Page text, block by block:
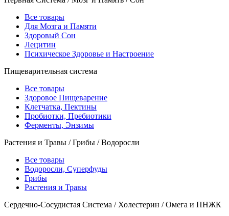
Все товары
Для Мозга и Памяти
Здоровый Сон
Лецитин
Психическое Здоровье и Настроение
Пищеварительная система
Все товары
Здоровое Пищеварение
Клетчатка, Пектины
Пробиотки, Пребиотики
Ферменты, Энзимы
Растения и Травы / Грибы / Водоросли
Все товары
Водоросли, Суперфуды
Грибы
Растения и Травы
Сердечно-Сосудистая Система / Холестерин / Омега и ПНЖК